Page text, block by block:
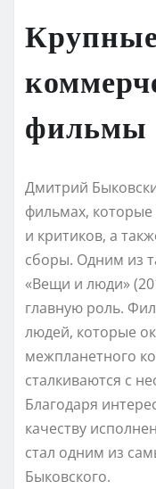
фильмы
Дмитрий
фильмах,
и критиков, а
сборы. Одним из
«Вещи и люди»
главную роль.
людей, которые
межпланетного
сталкиваются с
Благодаря
качеству
стал одним из
Быковского.